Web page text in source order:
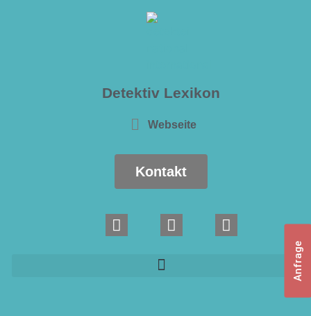
Detektiv Lexikon
Webseite
Kontakt
Anfrage